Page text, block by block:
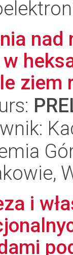
nad
ziem
i